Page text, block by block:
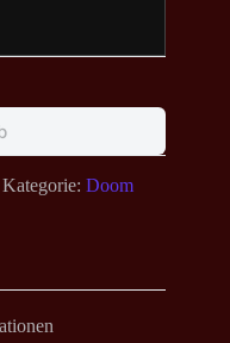
Kategorie: Doom